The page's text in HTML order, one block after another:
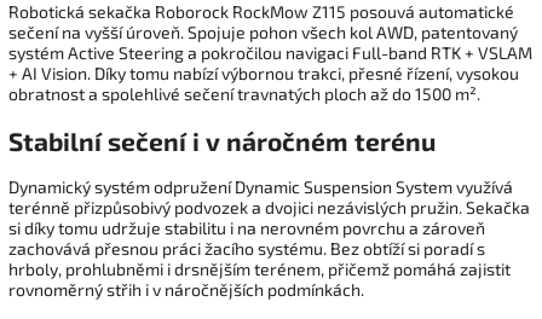
Robotická sekačka Roborock RockMow Z115 posouvá automatické
sečení na vyšší úroveň. Spojuje pohon všech kol AWD, patentovaný
systém Active Steering a pokročilou navigaci Full-band RTK + VSLAM
+ AI Vision. Díky tomu nabízí výbornou trakci, přesné řízení, vysokou
obratnost a spolehlivé sečení travnatých ploch až do 1500 m².
Stabilní sečení i v náročném terénu
Dynamický systém odpružení Dynamic Suspension System využívá
terénně přizpůsobivý podvozek a dvojici nezávislých pružin. Sekačka
si díky tomu udržuje stabilitu i na nerovném povrchu a zároveň
zachovává přesnou práci žacího systému. Bez obtíží si poradí s
hrboly, prohlubněmi i drsnějším terénem, přičemž pomáhá zajistit
rovnoměrný střih i v náročnějších podmínkách.